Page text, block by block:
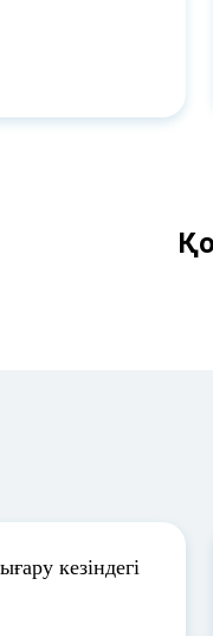
кезіндегі